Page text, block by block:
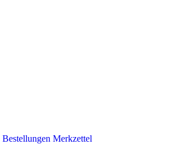
Bestellungen Merkzettel